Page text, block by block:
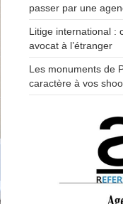
passer par une
Litige international :
avocat à l’étranger
Les monuments de
caractère à vos